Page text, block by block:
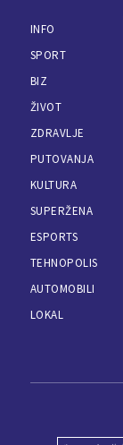
INFO
SPORT
BIZ
ŽIVOT
ZDRAVLJE
PUTOVANJA
KULTURA
SUPERŽENA
ESPORTS
TEHNOPOLIS
AUTOMOBILI
LOKAL